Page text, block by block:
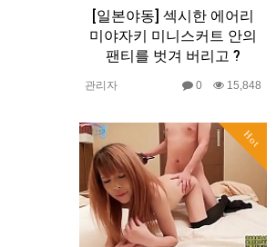
[일본야동] 섹시한 에어리
미야자키 미니스커트 안의
팬티를 벗겨 버리고 ?
관리자 0 15,848
Hot